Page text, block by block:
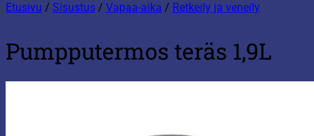
Etusivu / Sisustus / Vapaa-aika / Retkeily ja veneily
Pumpputermos teräs 1,9L